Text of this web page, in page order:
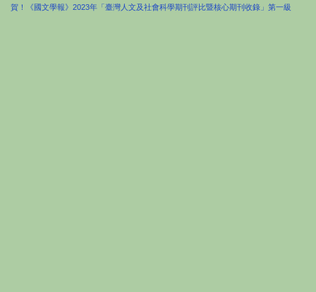
賀！《國文學報》2023年「臺灣人文及社會科學期刊評比暨核心期刊收錄」第一級